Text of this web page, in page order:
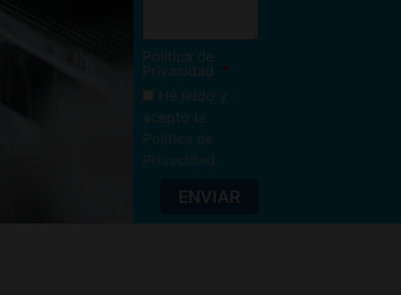
Política de
Privacidad
He leído y
acepto la
ENVIAR